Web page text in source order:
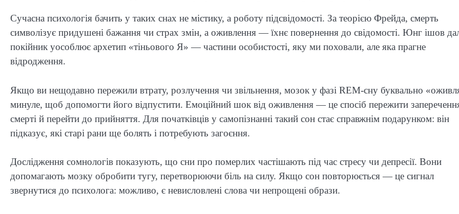
Сучасна психологія бачить у таких снах не містику, а роботу підсвідомості. За теорією Фрейда, смерть
символізує придушені бажання чи страх змін, а оживлення — їхнє повернення до свідомості. Юнг ішов
покійник уособлює архетип «тіньового Я» — частини особистості, яку ми поховали, але яка прагне
відродження.
Якщо ви нещодавно пережили втрату, розлучення чи звільнення, мозок у фазі REM-сну буквально
минуле, щоб допомогти його відпустити. Емоційний шок від оживлення — це спосіб пережити
смерті й перейти до прийняття. Для початківців у самопізнанні такий сон стає справжнім подарунком: він
підказує, які старі рани ще болять і потребують загоєння.
Дослідження сомнологів показують, що сни про померлих частішають під час стресу чи депресії. Вони
допомагають мозку обробити тугу, перетворюючи біль на силу. Якщо сон повторюється — це сигнал
звернутися до психолога: можливо, є невисловлені слова чи непрощені образи.